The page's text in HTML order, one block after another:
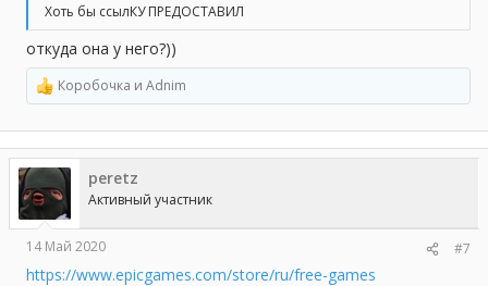
Хоть бы ссылКУ ПРЕДОСТАВИЛ
откуда она у него?))
Р
е
а
к
ц
и
:
Коробочка и Adnim
peretz
Активный участник
14 Май 2020 #7
https://www.epicgames.com/store/ru/free-games